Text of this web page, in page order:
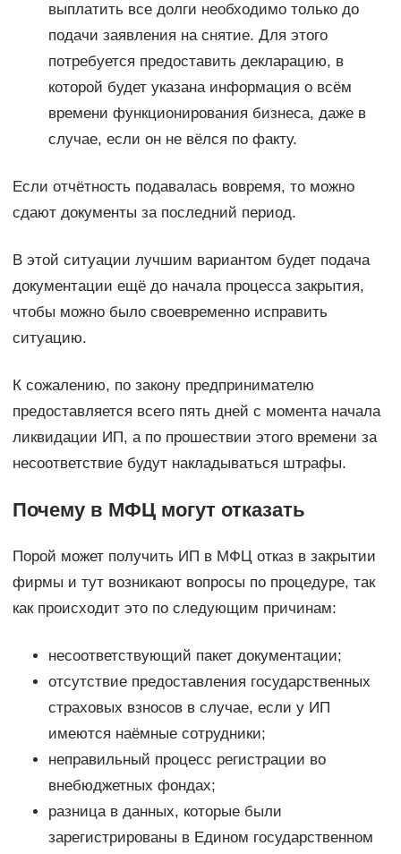
выплатить все долги необходимо только до
подачи заявления на снятие. Для этого
потребуется предоставить декларацию, в
которой будет указана информация о всём
времени функционирования бизнеса, даже в
случае, если он не вёлся по факту.
Если отчётность подавалась вовремя, то можно
сдают документы за последний период.
В этой ситуации лучшим вариантом будет подача
документации ещё до начала процесса закрытия,
чтобы можно было своевременно исправить
ситуацию.
К сожалению, по закону предпринимателю
предоставляется всего пять дней с момента начала
ликвидации ИП, а по прошествии этого времени за
несоответствие будут накладываться штрафы.
Почему в МФЦ могут отказать
Порой может получить ИП в МФЦ отказ в закрытии
фирмы и тут возникают вопросы по процедуре, так
как происходит это по следующим причинам:
несоответствующий пакет документации;
отсутствие предоставления государственных
страховых взносов в случае, если у ИП
имеются наёмные сотрудники;
неправильный процесс регистрации во
внебюджетных фондах;
разница в данных, которые были
зарегистрированы в Едином государственном